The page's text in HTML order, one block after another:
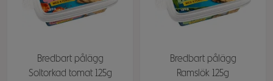
Bredbart pålägg
Soltorkad tomat 125g
Bredbart pålägg
Ramslök 125g